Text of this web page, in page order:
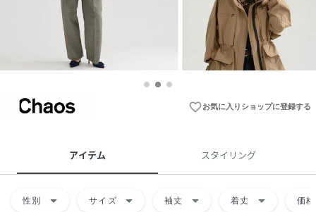
favorite_borderお気に入りショップに登録する
アイテム スタイリング
性別 arrow_drop_down サイズ arrow_drop_down 袖丈 arrow_drop_down 着丈 arrow_drop_down 価格